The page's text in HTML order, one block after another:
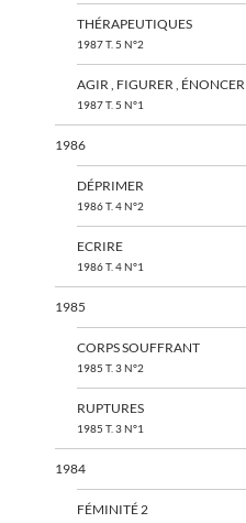
THÉRAPEUTIQUES
1987 T. 5 N°2
AGIR , FIGURER , ÉNONCER
1987 T. 5 N°1
1986
DÉPRIMER
1986 T. 4 N°2
ECRIRE
1986 T. 4 N°1
1985
CORPS SOUFFRANT
1985 T. 3 N°2
RUPTURES
1985 T. 3 N°1
1984
FÉMINITÉ 2